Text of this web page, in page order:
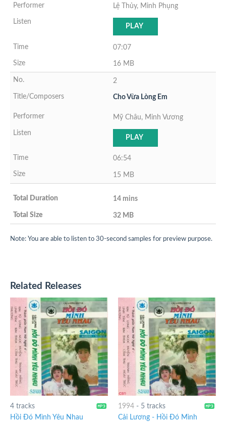
Lệ Thủy, Minh Phụng
PLAY
07:07
16 MB
2
Cho Vừa Lòng Em
Mỹ Châu, Minh Vương
PLAY
06:54
15 MB
14 mins
32 MB
Note: You are able to listen to 30-second samples for preview purpose.
Related Releases
4 tracks
Hồi Đó Mình Yêu Nhau
1994- 5 tracks
Cải Lương - Hồi Đó Mình